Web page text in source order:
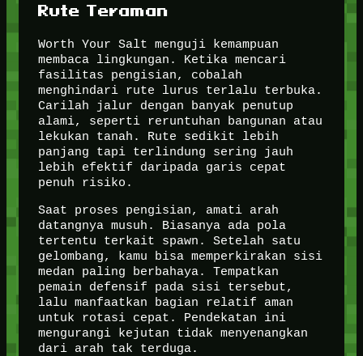
Rute Teraman
Worth Your Salt menguji kemampuan
membaca lingkungan. Ketika mencari
fasilitas pengisian, cobalah
menghindari rute lurus terlalu terbuka.
Carilah jalur dengan banyak penutup
alami, seperti reruntuhan bangunan atau
lekukan tanah. Rute sedikit lebih
panjang tapi terlindung sering jauh
lebih efektif daripada garis cepat
penuh risiko.
Saat proses pengisian, amati arah
datangnya musuh. Biasanya ada pola
tertentu terkait spawn. Setelah satu
gelombang, kamu bisa memperkirakan sisi
medan paling berbahaya. Tempatkan
pemain defensif pada sisi tersebut,
lalu manfaatkan bagian relatif aman
untuk rotasi cepat. Pendekatan ini
mengurangi kejutan tidak menyenangkan
dari arah tak terduga.